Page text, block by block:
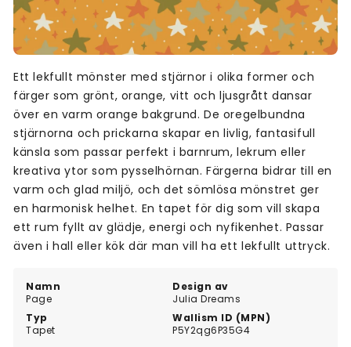
Namn
Page
Design av
Julia Dreams
Typ
Tapet
Wallism ID (MPN)
P5Y2qg6P35G4
Ett lekfullt mönster med stjärnor i olika former och
färger som grönt, orange, vitt och ljusgrått dansar
över en varm orange bakgrund. De oregelbundna
stjärnorna och prickarna skapar en livlig, fantasifull
känsla som passar perfekt i barnrum, lekrum eller
kreativa ytor som pysselhörnan. Färgerna bidrar till en
varm och glad miljö, och det sömlösa mönstret ger
en harmonisk helhet. En tapet för dig som vill skapa
ett rum fyllt av glädje, energi och nyfikenhet. Passar
även i hall eller kök där man vill ha ett lekfullt uttryck.